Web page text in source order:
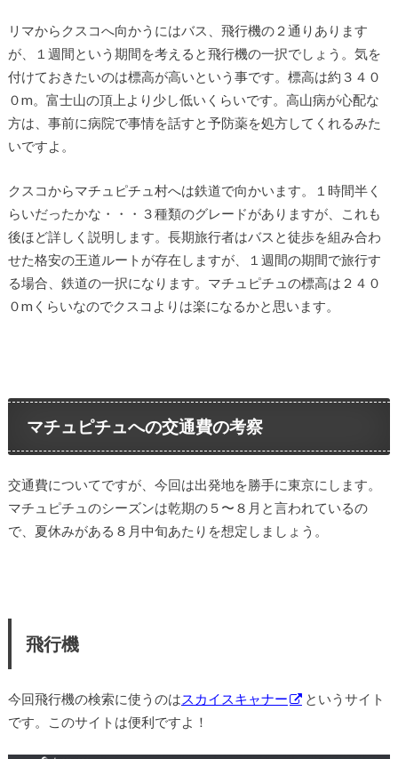
リマからクスコへ向かうにはバス、飛行機の２通りあります
が、１週間という期間を考えると飛行機の一択でしょう。気を
付けておきたいのは標高が高いという事です。標高は約３４０
０m。富士山の頂上より少し低いくらいです。高山病が心配な
方は、事前に病院で事情を話すと予防薬を処方してくれるみた
いですよ。
クスコからマチュピチュ村へは鉄道で向かいます。１時間半く
らいだったかな・・・３種類のグレードがありますが、これも
後ほど詳しく説明します。長期旅行者はバスと徒歩を組み合わ
せた格安の王道ルートが存在しますが、１週間の期間で旅行す
る場合、鉄道の一択になります。マチュピチュの標高は２４０
０mくらいなのでクスコよりは楽になるかと思います。
マチュピチュへの交通費の考察
交通費についてですが、今回は出発地を勝手に東京にします。
マチュピチュのシーズンは乾期の５〜８月と言われているの
で、夏休みがある８月中旬あたりを想定しましょう。
飛行機
今回飛行機の検索に使うのはスカイスキャナー
というサイト
です。このサイトは便利ですよ！